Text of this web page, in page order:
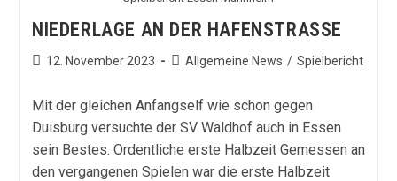
NIEDERLAGE AN DER HAFENSTRASSE
Beitrag
12. November 2023
Beitrags-
Allgemeine News / Spielbericht
Mit der gleichen Anfangself wie schon gegen
Duisburg versuchte der SV Waldhof auch in Essen
sein Bestes. Ordentliche erste Halbzeit Gemessen an
den vergangenen Spielen war die erste Halbzeit